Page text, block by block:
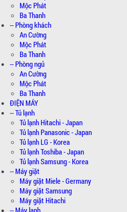
Mộc Phát
Ba Thanh
-- Phòng khách
An Cường
Mộc Phát
Ba Thanh
-- Phòng ngủ
An Cường
Mộc Phát
Ba Thanh
ĐIỆN MÁY
-- Tủ lạnh
Tủ lạnh Hitachi - Japan
Tủ lạnh Panasonic - Japan
Tủ lạnh LG - Korea
Tủ lạnh Toshiba - Japan
Tủ lạnh Samsung - Korea
-- Máy giặt
Máy giặt Miele - Germany
Máy giặt Samsung
Máy giặt Hitachi